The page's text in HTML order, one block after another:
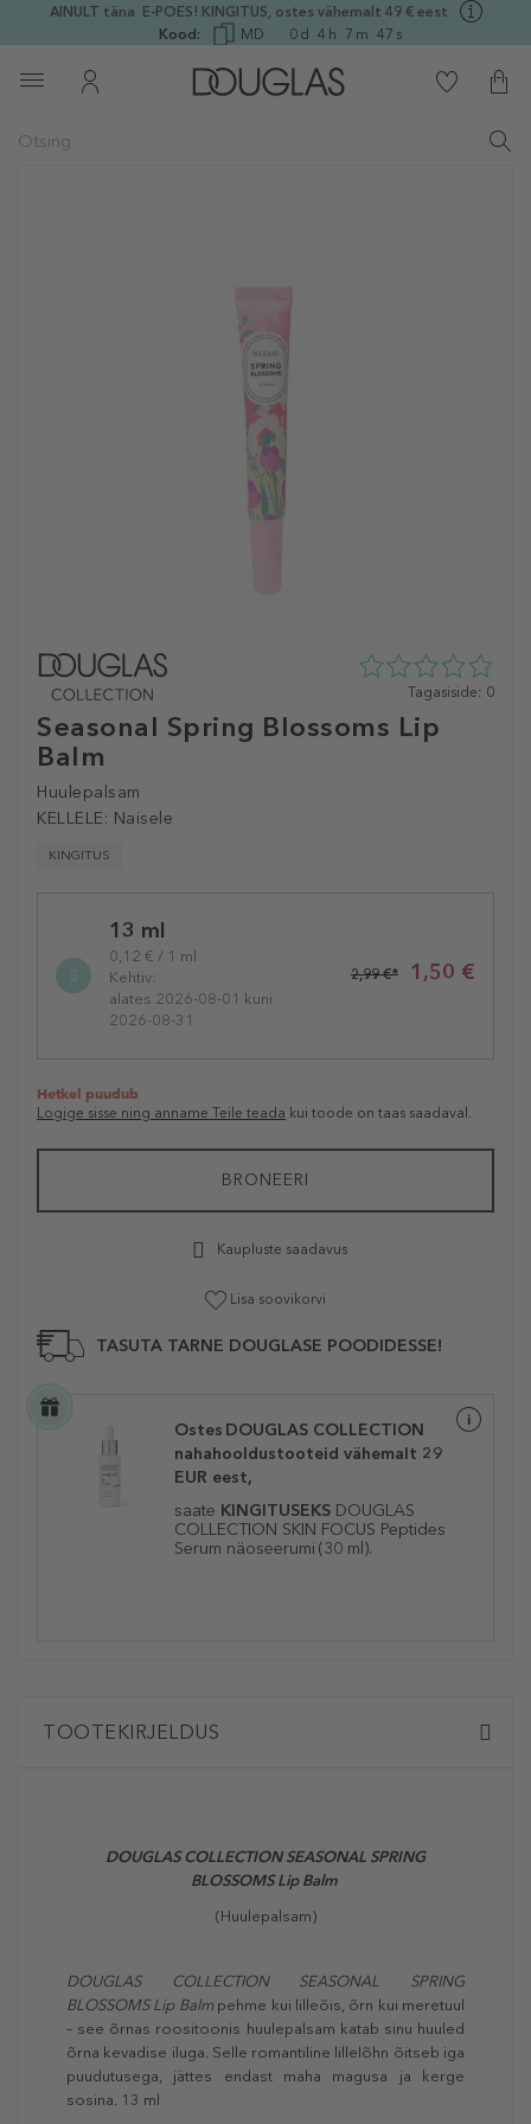
AINULT täna E-POES! KINGITUS, ostes vähemalt 49 € eest
Kood:
MD 0 d 4 h 7 m 46 s
Seasonal Spring Blossoms Lip
Balm
Huulepalsam
KELLELE: Naisele
KINGITUS
0
5st
Tagasiside: 0
variation13 ml
0,12 € / 1 ml
Kehtiv:
alates 2026-08-01 kuni
2026-08-31
1,50 €
2,99 €*
Hetkel puudub
Logige sisse ning anname Teile teada kui toode on taas saadaval.
BRONEERI
Kaupluste saadavus
Lisa soovikorvi
TASUTA TARNE DOUGLASE POODIDESSE!
Ostes DOUGLAS COLLECTION
nahahooldustooteid vähemalt 29
EUR eest,
saate KINGITUSEKS DOUGLAS
COLLECTION SKIN FOCUS Peptides
Serum näoseerumi (30 ml).
TOOTEKIRJELDUS
DOUGLAS COLLECTION SEASONAL SPRING
BLOSSOMS Lip Balm
(Huulepalsam)
DOUGLAS COLLECTION SEASONAL SPRING
BLOSSOMS Lip Balm pehme kui lilleõis, õrn kui meretuul
– see õrnas roositoonis huulepalsam katab sinu huuled
õrna kevadise iluga. Selle romantiline lillelõhn õitseb iga
puudutusega, jättes endast maha magusa ja kerge
sosina. 13 ml